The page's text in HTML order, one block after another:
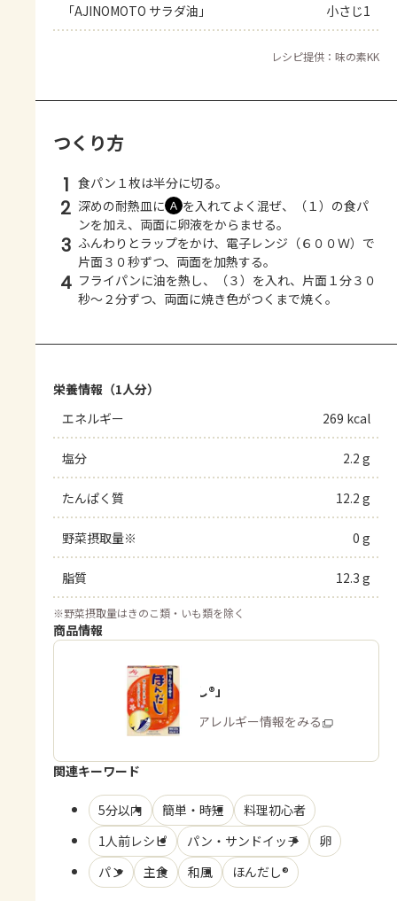
「AJINOMOTO サラダ油」 小さじ1
レシピ提供：味の素KK
つくり方
1 食パン１枚は半分に切る。
2 深めの耐熱皿に Ａ を入れてよく混ぜ、（１）の食パ
ンを加え、両面に卵液をからませる。
3 ふんわりとラップをかけ、電子レンジ（６００Ｗ）で
片面３０秒ずつ、両面を加熱する。
4 フライパンに油を熱し、（３）を入れ、片面１分３０
秒～２分ずつ、両面に焼き色がつくまで焼く。
栄養情報（1人分）
エネルギー
269 kcal
塩分 2.2 g
たんぱく質 12.2 g
野菜摂取量※ 0 g
脂質 12.3 g
※野菜摂取量はきのこ類・いも類を除く
商品情報
「ほんだし®」
商品・アレルギー情報をみる
関連キーワード
5分以内 簡単・時短
料理初心者
1人前レシピ
パン・サンドイッチ
卵
パン
主食 和風 ほんだし®